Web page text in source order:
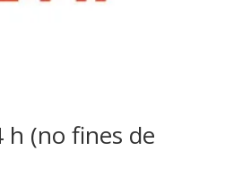
h (no fines de